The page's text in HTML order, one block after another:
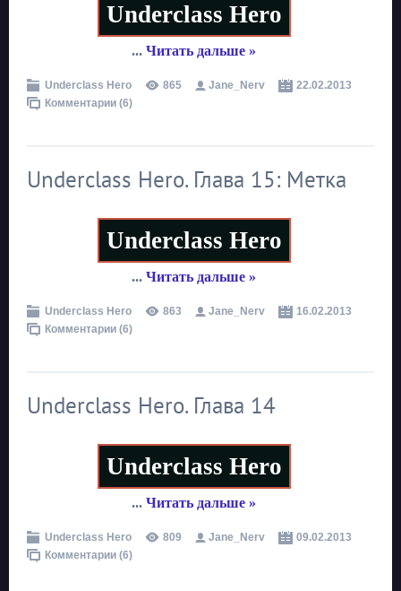
Underclass Hero
... Читать дальше »
Underclass Hero 865 Jane_Nerv
22.02.2013
Комментарии (6)
Underclass Hero. Глава 15: Метка
Underclass Hero
... Читать дальше »
Underclass Hero 863 Jane_Nerv
16.02.2013
Комментарии (6)
Underclass Hero. Глава 14
Underclass Hero
... Читать дальше »
Underclass Hero 809 Jane_Nerv
09.02.2013
Комментарии (6)